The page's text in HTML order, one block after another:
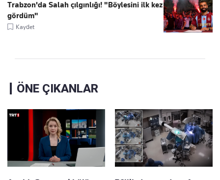
Trabzon'da Salah çılgınlığı! "Böylesini ilk kez
gördüm"
Kaydet
ÖNE ÇIKANLAR